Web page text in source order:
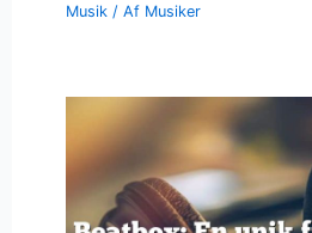
Musik / Af Musiker